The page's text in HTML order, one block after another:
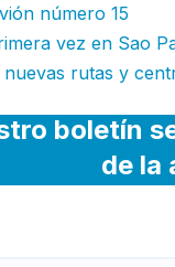
número 15
vez en Sao
rutas y
boletín
de la